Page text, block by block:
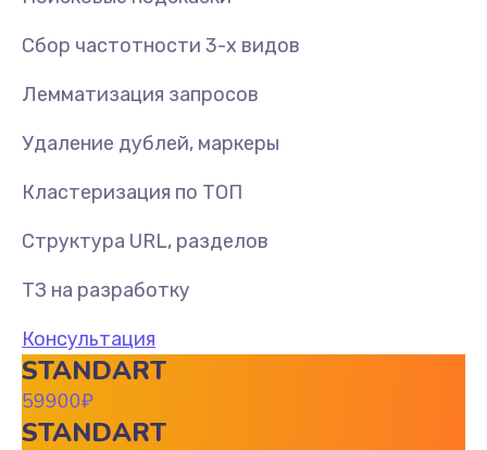
Сбор частотности 3-х видов
Лемматизация запросов
Удаление дублей, маркеры
Кластеризация по ТОП
Структура URL, разделов
ТЗ на разработку
Консультация
STANDART
59900₽
STANDART